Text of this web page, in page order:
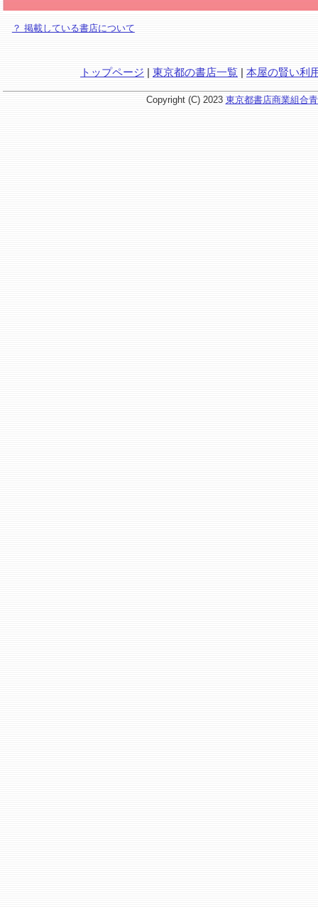
？ 掲載している書店について
トップページ | 東京都の書店一覧 | 本屋の賢い利
Copyright (C) 2023 東京都書店商業組合